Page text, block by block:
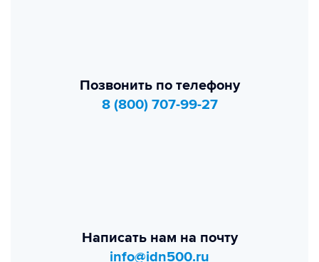
Позвонить по телефону
8 (800) 707-99-27
Написать нам на почту
info@idn500.ru